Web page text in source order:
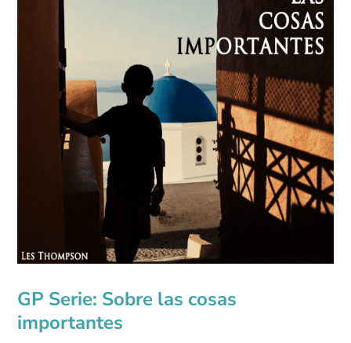
GP Serie: Sobre las cosas
importantes